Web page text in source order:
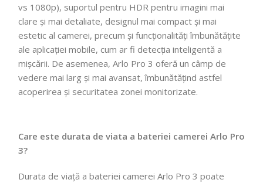
vs 1080p), suportul pentru HDR pentru imagini mai
clare și mai detaliate, designul mai compact și mai
estetic al camerei, precum și funcționalități îmbunătățite
ale aplicației mobile, cum ar fi detecția inteligentă a
mișcării. De asemenea, Arlo Pro 3 oferă un câmp de
vedere mai larg și mai avansat, îmbunătățind astfel
acoperirea și securitatea zonei monitorizate.
Care este durata de viata a bateriei camerei Arlo Pro
3?
Durata de viață a bateriei camerei Arlo Pro 3 poate